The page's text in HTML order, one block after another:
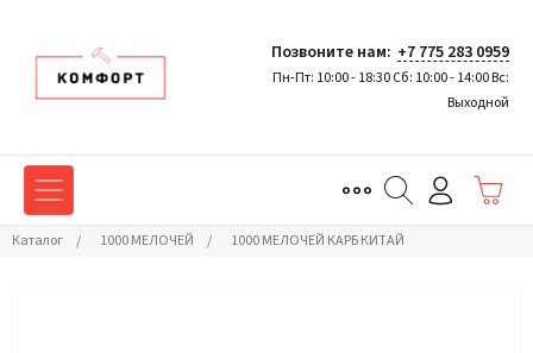
Позвоните нам: +7 775 283 0959
Пн-Пт: 10:00 - 18:30 Сб: 10:00 - 14:00 Вс:
Выходной
Каталог / 1000 МЕЛОЧЕЙ / 1000 МЕЛОЧЕЙ КАРБ КИТАЙ